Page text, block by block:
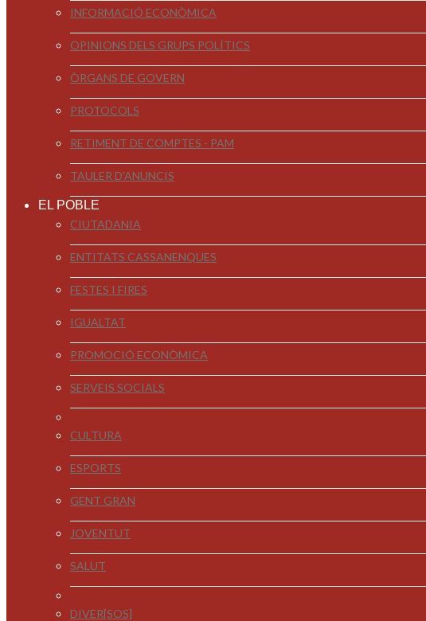
INFORMACIÓ ECONÒMICA
OPINIONS DELS GRUPS POLÍTICS
ÒRGANS DE GOVERN
PROTOCOLS
RETIMENT DE COMPTES - PAM
TAULER D'ANUNCIS
EL POBLE
CIUTADANIA
ENTITATS CASSANENQUES
FESTES I FIRES
IGUALTAT
PROMOCIÓ ECONÒMICA
SERVEIS SOCIALS
CULTURA
ESPORTS
GENT GRAN
JOVENTUT
SALUT
DIVER[SOS]